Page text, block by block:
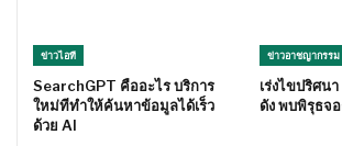
ข่าวไอที
SearchGPT คืออะไร บริการ
ใหม่ทีทำให้ค้นหาข้อมูลได้เร็ว
ด้วย AI
ข่าวอาชญากรรม
เร่งไขปริศน
ดัง พบพิรุธจ